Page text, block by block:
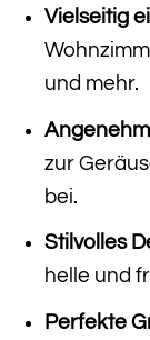
Vielseitig
und mehr.
zur
bei.
Stilvolles
helle und
Perfekte